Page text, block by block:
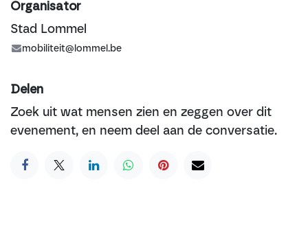
Organisator
Stad Lommel
mobiliteit@lommel.be
Delen
Zoek uit wat mensen zien en zeggen over dit
evenement, en neem deel aan de conversatie.